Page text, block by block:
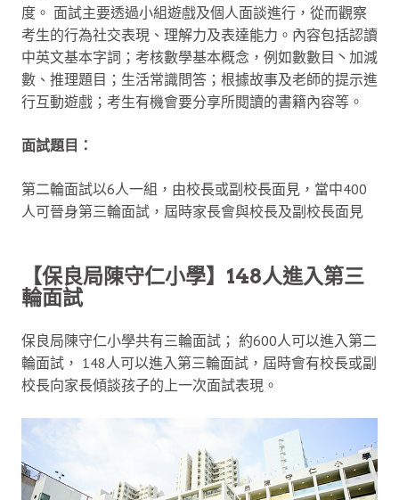
度。 面試主要透過小組遊戲及個人面談進行，從而觀察
考生的行為社交表現、理解力及表達能力。內容包括認讀
中英文基本字詞；考核數學基本概念，例如數數目丶加減
數、推理題目；生活常識問答；根據故事及老師的提示進
行互動遊戲；考生有機會要分享所閱讀的書籍內容等。
面試題目：
第二輪面試以6人一組，由校長或副校長面見，當中400
人可晉身第三輪面試，屆時家長會與校長及副校長面見
【保良局陳守仁小學】148人進入第三
輪面試
保良局陳守仁小學共有三輪面試； 約600人可以進入第二
輪面試， 148人可以進入第三輪面試，屆時會有校長或副
校長向家長傾談孩子的上一次面試表現。